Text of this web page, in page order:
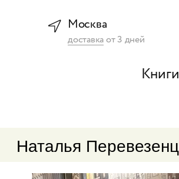
Москва
доставкаот3 дней
Книги
Наталья